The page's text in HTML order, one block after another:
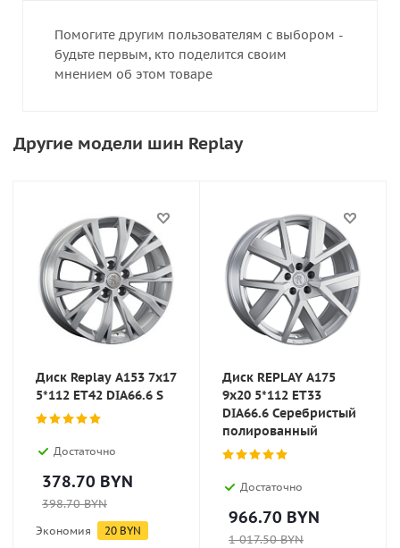
Помогите другим пользователям с выбором -
будьте первым, кто поделится своим
мнением об этом товаре
Другие модели шин Replay
Диск Replay A153 7x17
5*112 ET42 DIA66.6 S
Достаточно
378.70 BYN
398.70BYN
Экономия 20 BYN
Диск REPLAY A175
9x20 5*112 ET33
DIA66.6 Серебристый
полированный
Достаточно
966.70 BYN
1 017.50BYN